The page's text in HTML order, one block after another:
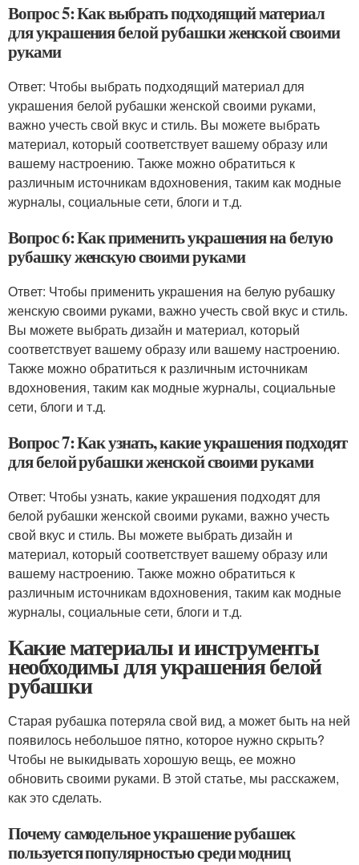
Вопрос 5: Как выбрать подходящий материал
для украшения белой рубашки женской своими
руками
Ответ: Чтобы выбрать подходящий материал для
украшения белой рубашки женской своими руками,
важно учесть свой вкус и стиль. Вы можете выбрать
материал, который соответствует вашему образу или
вашему настроению. Также можно обратиться к
различным источникам вдохновения, таким как модные
журналы, социальные сети, блоги и т.д.
Вопрос 6: Как применить украшения на белую
рубашку женскую своими руками
Ответ: Чтобы применить украшения на белую рубашку
женскую своими руками, важно учесть свой вкус и стиль.
Вы можете выбрать дизайн и материал, который
соответствует вашему образу или вашему настроению.
Также можно обратиться к различным источникам
вдохновения, таким как модные журналы, социальные
сети, блоги и т.д.
Вопрос 7: Как узнать, какие украшения подходят
для белой рубашки женской своими руками
Ответ: Чтобы узнать, какие украшения подходят для
белой рубашки женской своими руками, важно учесть
свой вкус и стиль. Вы можете выбрать дизайн и
материал, который соответствует вашему образу или
вашему настроению. Также можно обратиться к
различным источникам вдохновения, таким как модные
журналы, социальные сети, блоги и т.д.
Какие материалы и инструменты
необходимы для украшения белой
рубашки
Старая рубашка потеряла свой вид, а может быть на ней
появилось небольшое пятно, которое нужно скрыть?
Чтобы не выкидывать хорошую вещь, ее можно
обновить своими руками. В этой статье, мы расскажем,
как это сделать.
Почему самодельное украшение рубашек
пользуется популярностью среди модниц